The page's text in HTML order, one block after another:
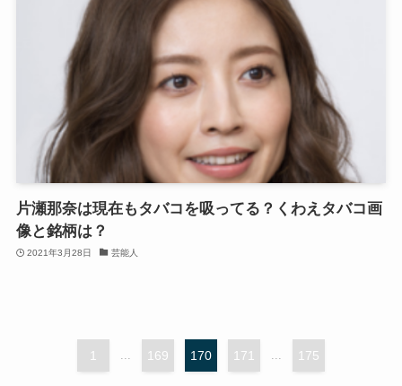
片瀬那奈は現在もタバコを吸ってる？くわえタバコ画
像と銘柄は？
2021年3月28日 芸能人
1 169 170 171 175